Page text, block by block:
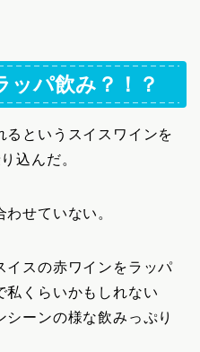
ッパ飲み？！？
るというスイスワインを
込んだ。
せていない。
イスの赤ワインをラッパ
私くらいかもしれない
ーンの様な飲みっぷり